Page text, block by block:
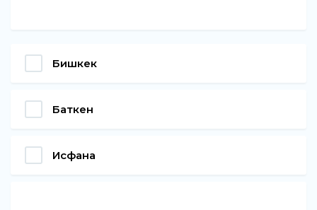
Бишкек
Баткен
Исфана